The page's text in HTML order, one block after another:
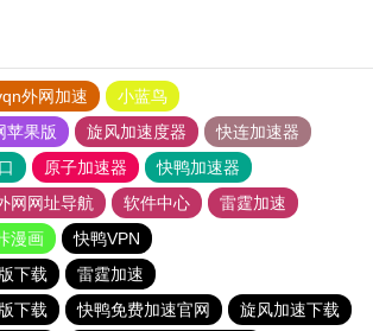
外网加速
小蓝鸟
苹果版
旋风加速度器
快连加速器
原子加速器
快鸭加速器
网网址导航 软件中心
雷霆加速
漫画
快鸭VPN
下载
雷霆加速
下载
快鸭免费加速官网 旋风加速下载